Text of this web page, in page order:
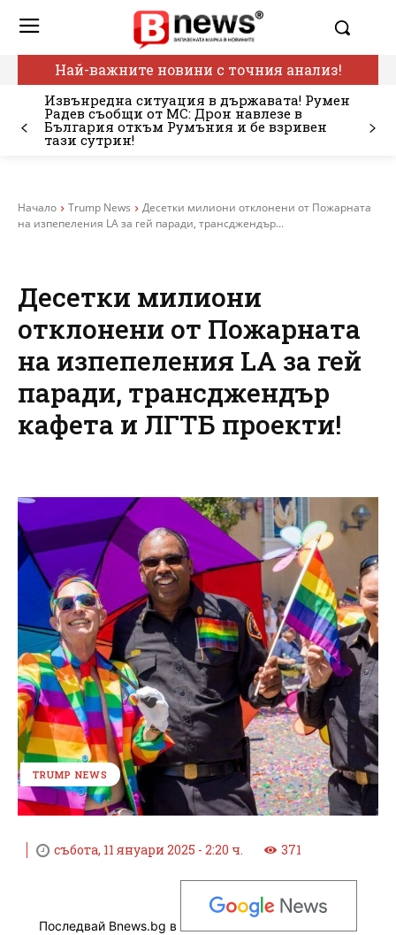
Най-важните новини с точния анализ!
Извънредна ситуация в държавата! Румен
Радев съобщи от МС: Дрон навлезе в
България откъм Румъния и бе взривен
тази сутрин!
Начало Trump News
Десетки милиони отклонени от Пожарната
на изпепеления LA за гей паради, трансджендър...
Десетки милиони
отклонени от Пожарната
на изпепеления LA за гей
паради, трансджендър
кафета и ЛГТБ проекти!
TRUMP NEWS
събота, 11 януари 2025 - 2:20 ч. 371
Последвай Bnews.bg в